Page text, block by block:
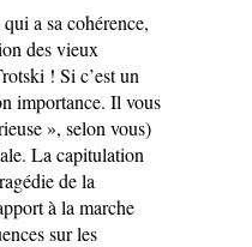
a sa cohérence,
des vieux
! Si c’est un
importance. Il vous
», selon vous)
La capitulation
de la
à la marche
sur les